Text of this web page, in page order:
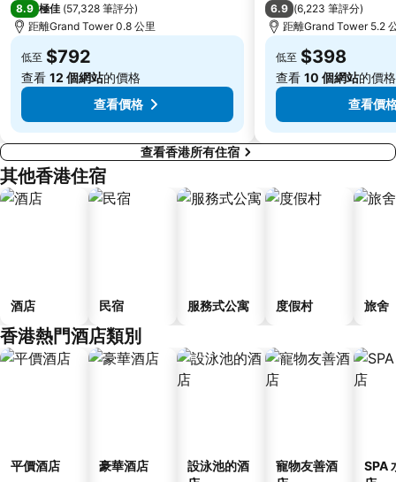
皇崗口岸
長洲
Lamma Island
香港屯門
Tin Hau Metro Station
九龍塘
金銀島酒店站
8.9 極佳 (57,328 筆評分)
距離Grand Tower 0.8 公里
低至 $792
查看 12 個網站的價格
查看價格
6.9 (6,223 筆評分)
距離Grand Tower 5.2
低至 $398
查看 10 個網站的價格
查看價
查看香港所有住宿
其他香港住宿
酒店 民宿 服務式公寓 度假村 旅舍
香港熱門酒店類別
平價酒店 豪華酒店
設泳池的酒
寵物友善酒
SPA